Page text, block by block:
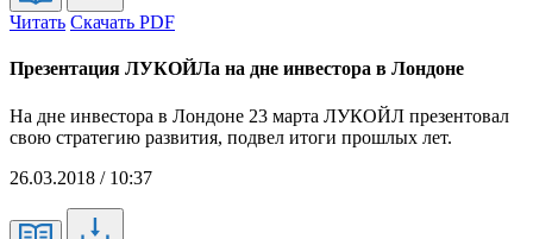
Читать Скачать PDF
Презентация ЛУКОЙЛа на дне инвестора в Лондоне
На дне инвестора в Лондоне 23 марта ЛУКОЙЛ презентовал
свою стратегию развития, подвел итоги прошлых лет.
26.03.2018 / 10:37